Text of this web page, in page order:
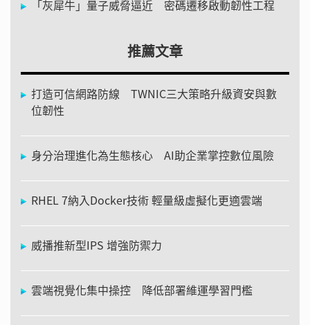
「灰犀牛」量子威脅逼近 密碼遷移啟動韌性工程
推薦文章
打造可信網路防線 TWNIC三大策略升級資安與數
位韌性
身分治理進化為生態核心 AI助企業掌控數位風險
RHEL 7納入Docker技術 輕量級虛擬化更適雲端
威播推新型IPS 增強防禦力
雲端視覺化集中操控 降低部署維運學習門檻